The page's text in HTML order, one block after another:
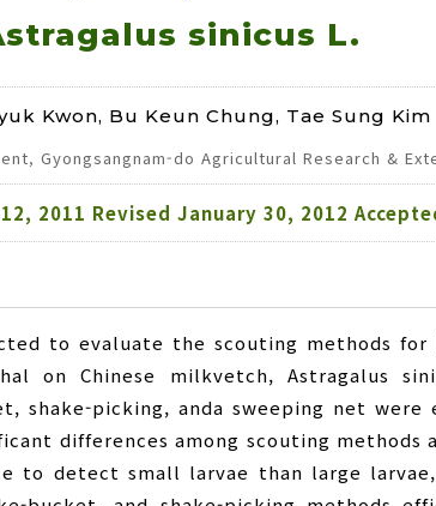
sinicus L.
Kwon, Bu Keun Chung, Tae Sung Kim
Gyongsangnam-do Agricultural Research &
2011 Revised January 30, 2012
to evaluate the scouting methods
on Chinese milkvetch, Astragalus
shake-picking, anda sweeping net
differences among scouting
to detect small larvae than large